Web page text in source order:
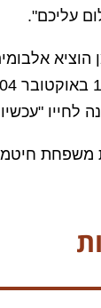
עליכם".
לחייו
משפחת